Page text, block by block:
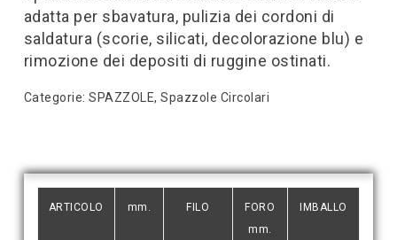
adatta per sbavatura, pulizia dei cordoni di
saldatura (scorie, silicati, decolorazione blu) e
rimozione dei depositi di ruggine ostinati.
Categorie:SPAZZOLE,Spazzole Circolari
ARTICOLO mm. FILO
FORO
mm.
IMBALLO